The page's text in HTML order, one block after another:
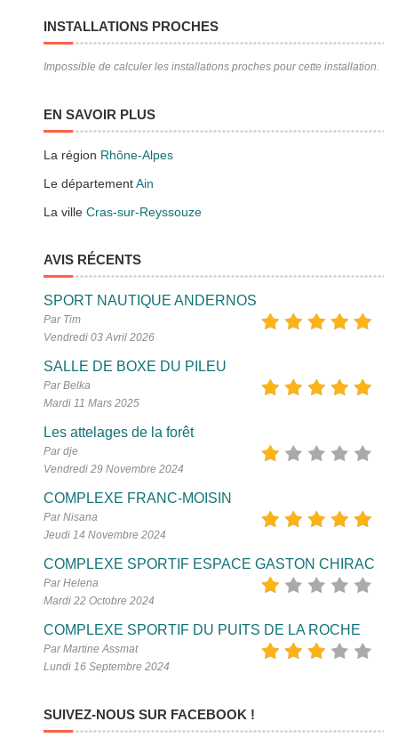
INSTALLATIONS PROCHES
Impossible de calculer les installations proches pour cette installation.
EN SAVOIR PLUS
La région Rhône-Alpes
Le départementAin
La villeCras-sur-Reyssouze
AVIS RÉCENTS
SPORT NAUTIQUE ANDERNOS
Par Tim
Vendredi 03 Avril 2026
SALLE DE BOXE DU PILEU
Par Belka
Mardi 11 Mars 2025
Les attelages de la forêt
Par dje
Vendredi 29 Novembre 2024
COMPLEXE FRANC-MOISIN
Par Nisana
Jeudi 14 Novembre 2024
COMPLEXE SPORTIF ESPACE GASTON CHIRAC
Par Helena
Mardi 22 Octobre 2024
COMPLEXE SPORTIF DU PUITS DE LA ROCHE
Par Martine Assmat
Lundi 16 Septembre 2024
SUIVEZ-NOUS SUR FACEBOOK !